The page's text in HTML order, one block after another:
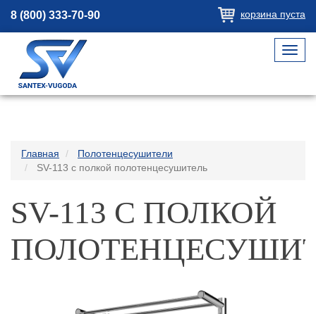
8 (800) 333-70-90 корзина пуста
Главная
Полотенцесушители
SV-113 с полкой полотенцесушитель
SV-113 С ПОЛКОЙ